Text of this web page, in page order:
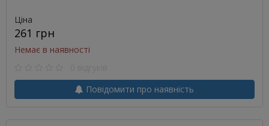
Ціна
261 грн
Немає в наявності
Повідомити про наявність